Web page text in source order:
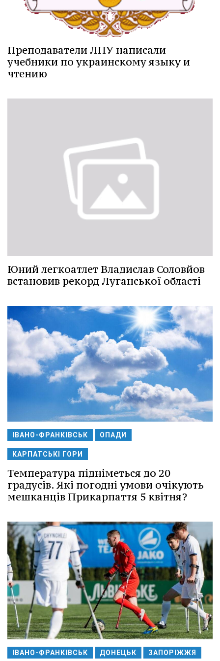
Преподаватели ЛНУ написали
учебники по украинскому языку и
чтению
Юний легкоатлет Владислав Соловйов
встановив рекорд Луганської області
ІВАНО-ФРАНКІВСЬК ОПАДИ
КАРПАТСЬКІ ГОРИ
Температура підніметься до 20
градусів. Які погодні умови очікують
мешканців Прикарпаття 5 квітня?
ІВАНО-ФРАНКІВСЬК ДОНЕЦЬК ЗАПОРІЖЖЯ